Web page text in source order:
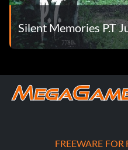
Silent Memories P.T
FREEWARE